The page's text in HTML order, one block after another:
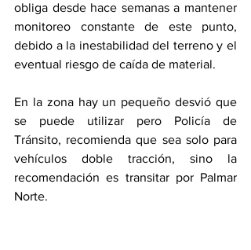
obliga desde hace semanas a mantener
monitoreo constante de este punto,
debido a la inestabilidad del terreno y el
eventual riesgo de caída de material.
En la zona hay un pequeño desvió que
se puede utilizar pero Policía de
Tránsito, recomienda que sea solo para
vehículos doble tracción, sino la
recomendación es transitar por Palmar
Norte.